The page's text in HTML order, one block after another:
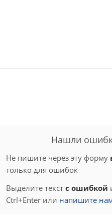
Нашли
Не пишите через эту форму
только для ошибок
Выделите текст с ошибкой
Ctrl+Enter или напишите